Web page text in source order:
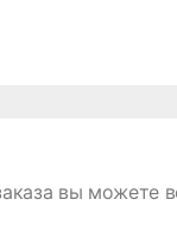
вы можете